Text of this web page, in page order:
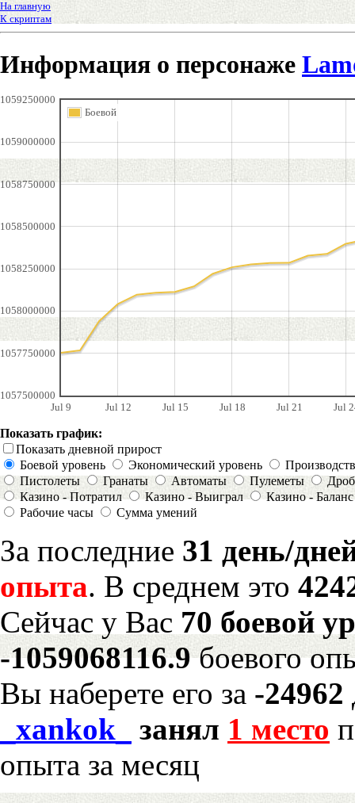
На главную
К скриптам
Информация о персонаже
Jul 9 Jul 12 Jul 15 Jul 18 Jul 21 Jul
1057500000
1057750000
1058000000
1058250000
1058500000
1058750000
1059000000
1059250000
Боевой
Показать график:
Показать дневной прирост
Боевой уровень
Экономический уровень
Пистолеты
Гранаты Автоматы Пулеметы
Казино - Потратил
Казино - Выиграл
Казино - Баланс
Рабочие часы
Сумма умений
За последние 31 день/
опыта. В среднем это
Сейчас у Вас 70 боевой
-1059068116.9боевого
Вы наберете его за -24962
_xankok_
занял 1 место
опыта за месяц